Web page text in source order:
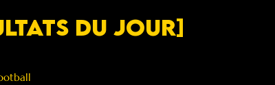
du jour]